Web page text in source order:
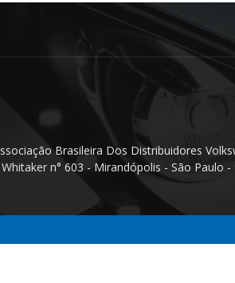
Brasileira Dos Distribuidores
n° 603 - Mirandópolis - São Paulo